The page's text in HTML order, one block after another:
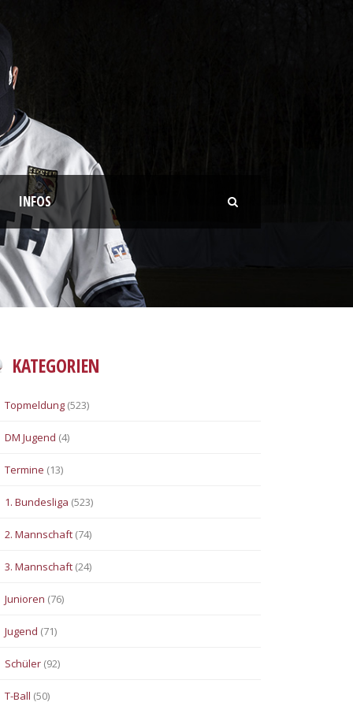
INFOS
KATEGORIEN
Topmeldung (523)
DM Jugend (4)
Termine (13)
1. Bundesliga (523)
2. Mannschaft (74)
3. Mannschaft (24)
Junioren (76)
Jugend (71)
Schüler (92)
T-Ball (50)